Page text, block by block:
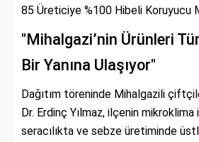
85 Üreticiye %100 Hibeli Koruyucu
"Mihalgazi’nin Ürünleri
Bir Yanına Ulaşıyor"
Dağıtım töreninde Mihalgazili
Dr. Erdinç Yılmaz, ilçenin mikroklima
seracılıkta ve sebze üretiminde